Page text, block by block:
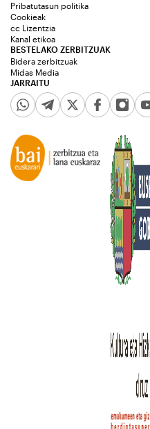
JARRAITU
Pribatutasun politika
Cookieak
cc Lizentzia
Kanal etikoa
BESTELAKO ZERBITZUAK
Bidera zerbitzuak
Midas Media